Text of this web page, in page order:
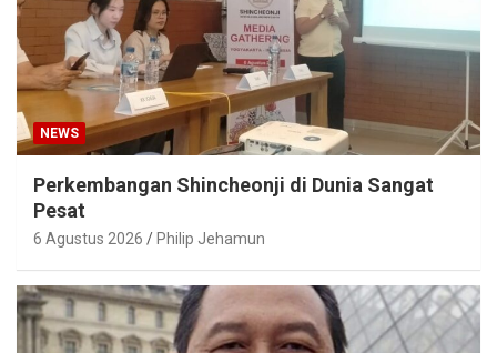
NEWS
Perkembangan Shincheonji di Dunia Sangat
Pesat
6 Agustus 2026 Philip Jehamun